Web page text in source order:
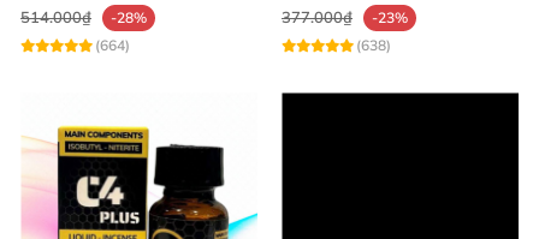
514.000₫
-28%
(664)
377.000₫
-23%
(638)